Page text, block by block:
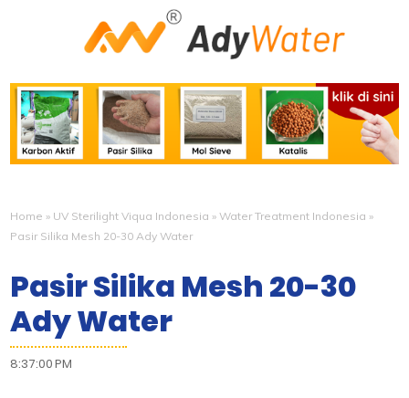
Home » UV Sterilight Viqua Indonesia »Water Treatment Indonesia »
Pasir Silika Mesh 20-30 Ady Water
Pasir Silika Mesh 20-30
Ady Water
8:37:00 PM